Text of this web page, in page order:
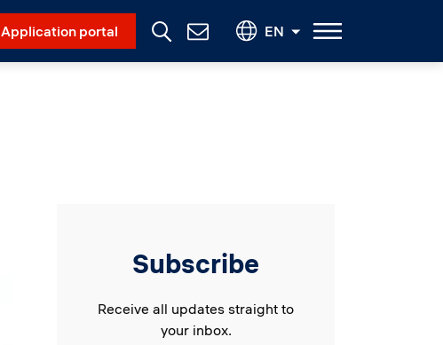
Application portal
Contact
Us
EN
Subscribe
Receive all updates straight to
your inbox.